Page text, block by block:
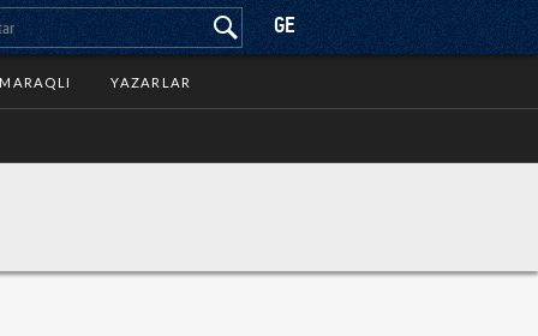
GE
MARAQLI YAZARLAR